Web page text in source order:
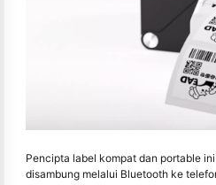
Pencipta label kompat dan portable
disambung melalui Bluetooth ke